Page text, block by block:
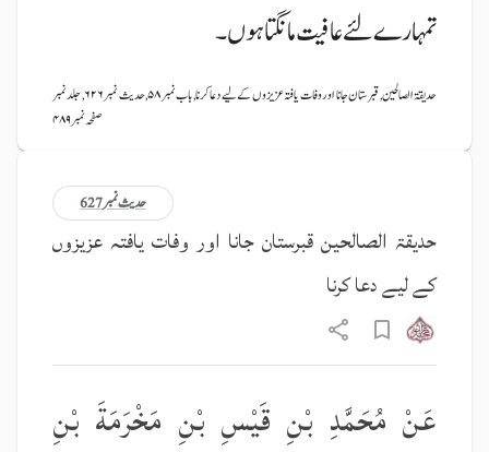
تمہارے لئے عافیت مانگتا ہوں۔
حدیقۃ الصالحین, قبرستان جانا اور وفات یافتہ عزیزوں کے لیے دعا کرنا, باب نمبر ۵۸, حدیث نمبر ۶۲۶, جلد نمبر
صفحہ نمبر ۴۸۹
حدیث نمبر 627
حدیقۃ الصالحین قبرستان جانا اور وفات یافتہ عزیزوں
کے لیے دعا کرنا
عَنْ مُحَمَّدِ بْنِ قَيْسِ بْنِ مَخْرَمَةَ بْنِ